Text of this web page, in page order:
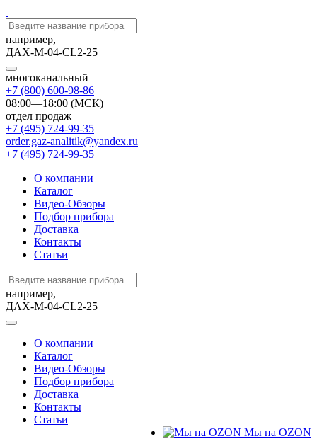
например,
ДАХ-М-04-CL2-25
многоканальный
+7 (800) 600-98-86
08:00—18:00 (МСК)
отдел продаж
+7 (495) 724-99-35
order.gaz-analitik@yandex.ru
+7 (495) 724-99-35
О компании
Каталог
Видео-Обзоры
Подбор прибора
Доставка
Контакты
Статьи
например,
ДАХ-М-04-CL2-25
О компании
Каталог
Видео-Обзоры
Подбор прибора
Доставка
Контакты
Статьи
Мы на OZON